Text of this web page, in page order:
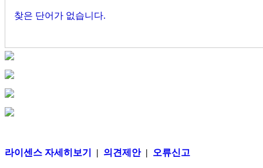
찾은 단어가 없습니다.
라이센스 자세히보기 | 의견제안| 오류신고